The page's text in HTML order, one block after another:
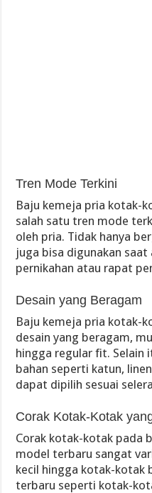
Tren Mode Terkini
Baju kemeja pria kotak-
salah satu tren mode
oleh pria. Tidak hanya
juga bisa digunakan
pernikahan atau rapat
Desain yang Beragam
Baju kemeja pria kotak-
desain yang beragam,
hingga regular fit. Selain
bahan seperti katun,
dapat dipilih sesuai
Corak Kotak-Kotak
Corak kotak-kotak pada
model terbaru sangat
kecil hingga kotak-kotak
terbaru seperti kotak-